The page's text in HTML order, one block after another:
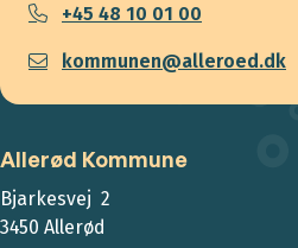
+45 48 10 01 00
kommunen@alleroed.dk
Allerød Kommune
Bjarkesvej 2
3450 Allerød